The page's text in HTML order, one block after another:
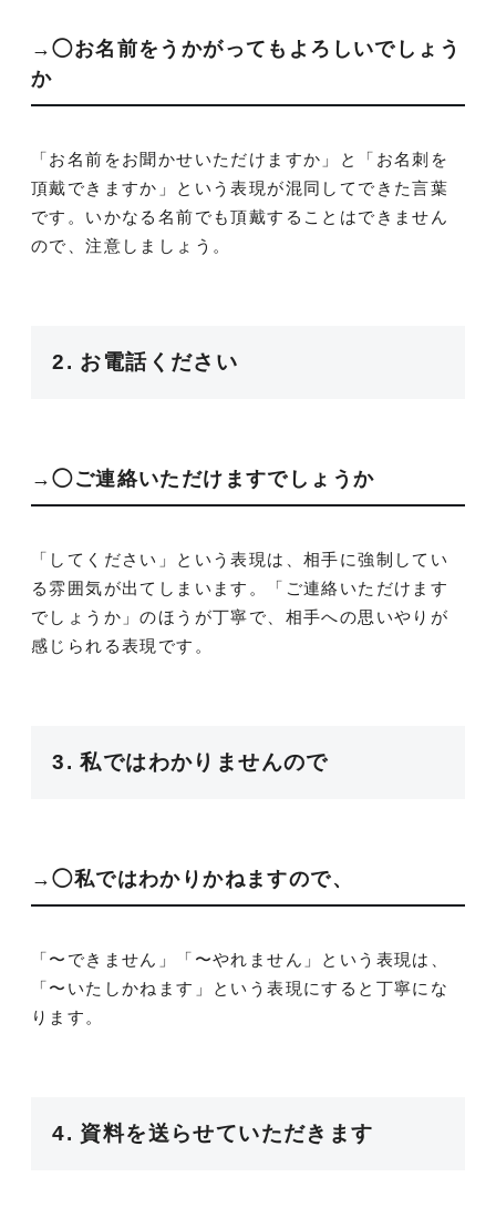
→◯お名前をうかがってもよろしいでしょう
か
「お名前をお聞かせいただけますか」と「お名刺を
頂戴できますか」という表現が混同してできた言葉
です。いかなる名前でも頂戴することはできません
ので、注意しましょう。
2. お電話ください
→◯ご連絡いただけますでしょうか
「してください」という表現は、相手に強制してい
る雰囲気が出てしまいます。「ご連絡いただけます
でしょうか」のほうが丁寧で、相手への思いやりが
感じられる表現です。
3. 私ではわかりませんので
→◯私ではわかりかねますので、
「〜できません」「〜やれません」という表現は、
「〜いたしかねます」という表現にすると丁寧にな
ります。
4. 資料を送らせていただきます